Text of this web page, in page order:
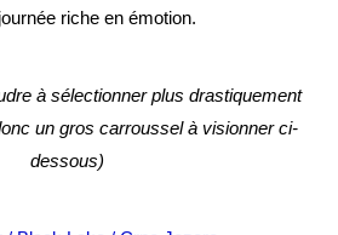
riche en émotion.
à sélectionner plus drastiquement
un gros carroussel à visionner ci-
dessous)